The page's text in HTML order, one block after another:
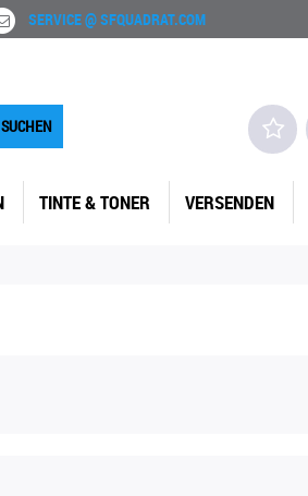
SERVICE @ SFQUADRAT.COM
SUCHEN
TINTE & TONER VERSENDEN